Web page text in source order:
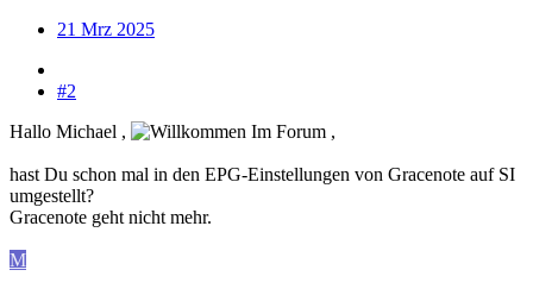
21 Mrz 2025
#2
Hallo Michael ,
,
hast Du schon mal in den EPG-Einstellungen von Gracenote auf SI
umgestellt?
Gracenote geht nicht mehr.
M